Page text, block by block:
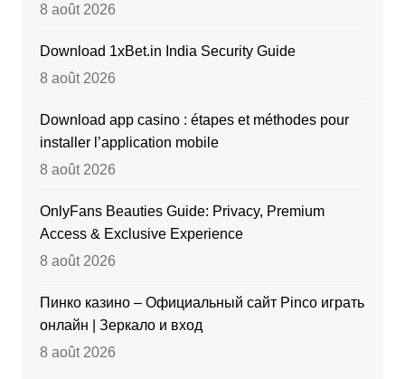
8 août 2026
Download 1xBet.in India Security Guide
8 août 2026
Download app casino : étapes et méthodes pour
installer l’application mobile
8 août 2026
OnlyFans Beauties Guide: Privacy, Premium
Access & Exclusive Experience
8 août 2026
Пинко казино – Официальный сайт Pinco играть
онлайн | Зеркало и вход
8 août 2026